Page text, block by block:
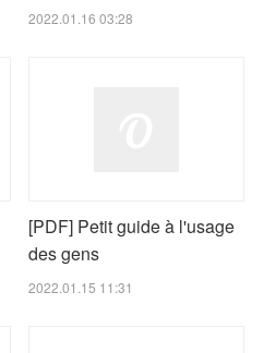
2022.01.16 03:28
[PDF] Petit guide à l'usage
des gens
2022.01.15 11:31